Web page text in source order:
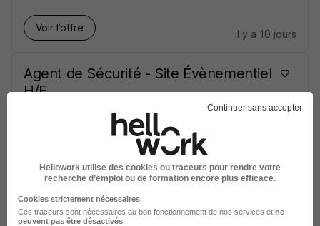
Voir l’offre
il y a 10 jours
Agent de Sécurité - Site Évènementiel
H/F
CDD Temps partiel
Voir l’offre
il y a 10 jours
Continuer sans accepter
Hellowork utilise des cookies ou traceurs pour rendre votre
recherche d’emploi ou de formation encore plus efficace.
Cookies strictement nécessaires
Ces traceurs sont nécessaires au bon fonctionnement de nos services et ne
peuvent pas être désactivés